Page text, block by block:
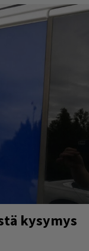
kysymys